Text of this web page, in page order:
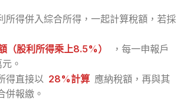
所得併入綜合所得，一起計算稅額，若採
（股利所得乘上8.5%）
，每一申報戶
。
得直接以 28%計算 應納稅額，再與其
併報繳。